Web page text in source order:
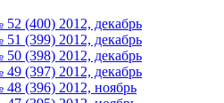
(400) 2012, декабрь
(399) 2012, декабрь
(398) 2012, декабрь
(397) 2012, декабрь
(396) 2012, ноябрь